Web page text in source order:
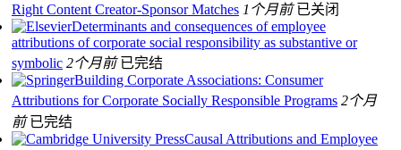
Right Content Creator-Sponsor Matches 1个月前 已关闭
Determinants and consequences of employee
attributions of corporate social responsibility as substantive or
symbolic 2个月前 已完结
Building Corporate Associations: Consumer
Attributions for Corporate Socially Responsible Programs 2个月
前 已完结
Causal Attributions and Employee